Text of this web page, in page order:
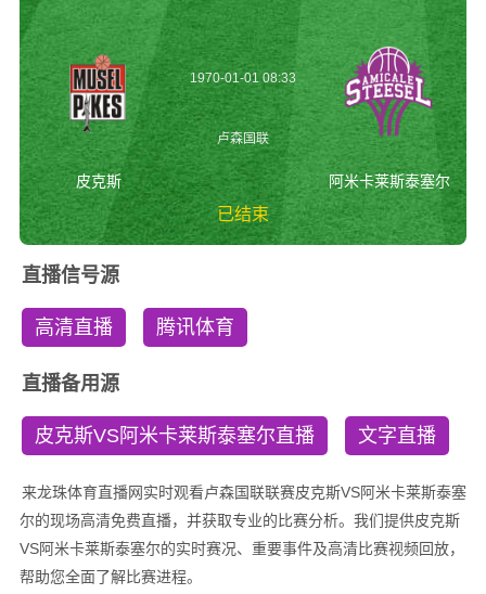
皮克斯
1970-01-01 08:33
卢森国联
已结束
阿米卡莱斯泰塞尔
直播信号源
高清直播 腾讯体育
直播备用源
皮克斯VS阿米卡莱斯泰塞尔直播 文字直播
来龙珠体育直播网实时观看卢森国联联赛皮克斯VS阿米卡莱斯泰塞
尔的现场高清免费直播，并获取专业的比赛分析。我们提供皮克斯
VS阿米卡莱斯泰塞尔的实时赛况、重要事件及高清比赛视频回放，
帮助您全面了解比赛进程。